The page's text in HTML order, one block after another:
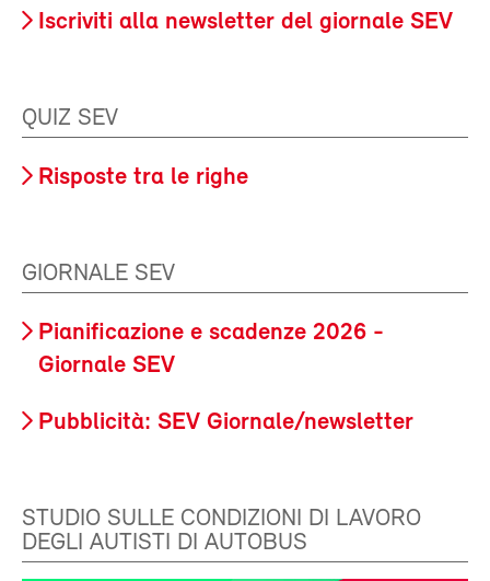
Iscriviti alla newsletter del giornale SEV
QUIZ SEV
Risposte tra le righe
GIORNALE SEV
Pianificazione e scadenze 2026 -
Giornale SEV
Pubblicità: SEV Giornale/newsletter
STUDIO SULLE CONDIZIONI DI LAVORO
DEGLI AUTISTI DI AUTOBUS